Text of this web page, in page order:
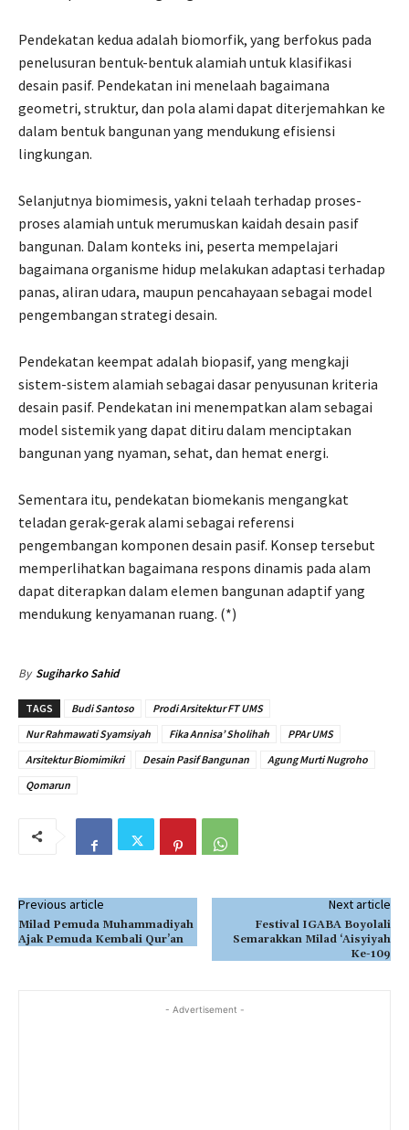
Pendekatan kedua adalah biomorfik, yang berfokus pada
penelusuran bentuk-bentuk alamiah untuk klasifikasi
desain pasif. Pendekatan ini menelaah bagaimana
geometri, struktur, dan pola alami dapat diterjemahkan ke
dalam bentuk bangunan yang mendukung efisiensi
lingkungan.
Selanjutnya biomimesis, yakni telaah terhadap proses-
proses alamiah untuk merumuskan kaidah desain pasif
bangunan. Dalam konteks ini, peserta mempelajari
bagaimana organisme hidup melakukan adaptasi terhadap
panas, aliran udara, maupun pencahayaan sebagai model
pengembangan strategi desain.
Pendekatan keempat adalah biopasif, yang mengkaji
sistem-sistem alamiah sebagai dasar penyusunan kriteria
desain pasif. Pendekatan ini menempatkan alam sebagai
model sistemik yang dapat ditiru dalam menciptakan
bangunan yang nyaman, sehat, dan hemat energi.
Sementara itu, pendekatan biomekanis mengangkat
teladan gerak-gerak alami sebagai referensi
pengembangan komponen desain pasif. Konsep tersebut
memperlihatkan bagaimana respons dinamis pada alam
dapat diterapkan dalam elemen bangunan adaptif yang
mendukung kenyamanan ruang. (*)
By Sugiharko Sahid
TAGS Budi Santoso
Prodi Arsitektur FT UMS
Nur Rahmawati Syamsiyah
Fika Annisa’ Sholihah
PPAr UMS
Arsitektur Biomimikri
Desain Pasif Bangunan
Agung Murti Nugroho
Qomarun
Previous article
Milad Pemuda Muhammadiyah
Ajak Pemuda Kembali Qur’an
Next article
Festival IGABA Boyolali
Semarakkan Milad ‘Aisyiyah
Ke-109
- Advertisement -